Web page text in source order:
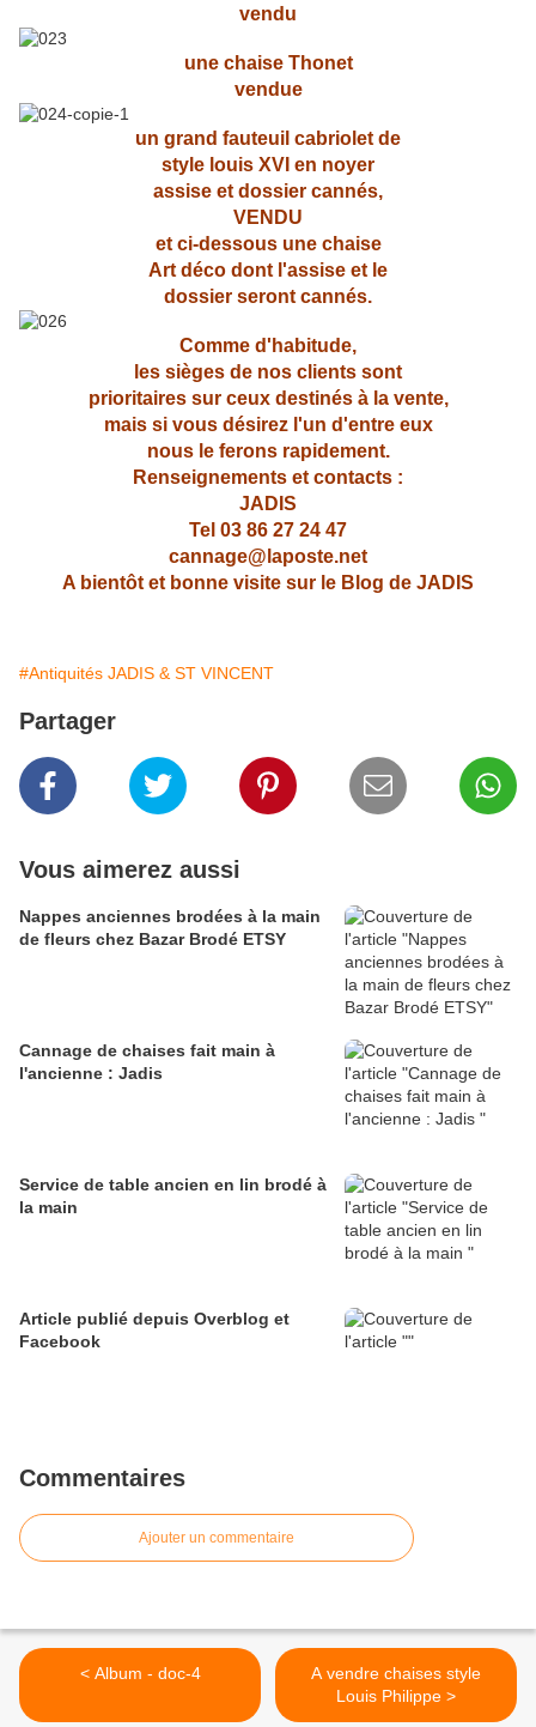
vendu
une chaise Thonet
vendue
un grand fauteuil cabriolet de
style louis XVI en noyer
assise et dossier cannés,
VENDU
et ci-dessous une chaise
Art déco dont l'assise et le
dossier seront cannés.
Comme d'habitude,
les sièges de nos clients sont
prioritaires sur ceux destinés à la vente,
mais si vous désirez l'un d'entre eux
nous le ferons rapidement.
Renseignements et contacts :
JADIS
Tel 03 86 27 24 47
cannage@laposte.net
A bientôt et bonne visite sur le Blog de JADIS
#Antiquités JADIS & ST VINCENT
Partager
Vous aimerez aussi
Nappes anciennes brodées à la main
de fleurs chez Bazar Brodé ETSY
Cannage de chaises fait main à
l'ancienne : Jadis
Service de table ancien en lin brodé à
la main
Article publié depuis Overblog et
Facebook
Commentaires
Ajouter un commentaire
< Album - doc-4
A vendre chaises style
Louis Philippe >